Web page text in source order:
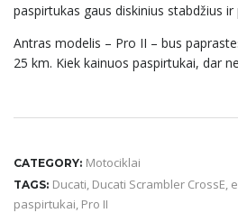
paspirtukas gaus diskinius stabdžius ir
Antras modelis – Pro II – bus
25 km. Kiek kainuos paspirtukai, dar
CATEGORY: Motociklai
TAGS: Ducati, Ducati Scrambler CrossE,
paspirtukai, Pro II